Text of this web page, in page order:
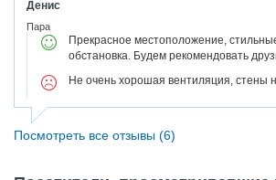
Денис
Пара
Прекрасное местоположение,
обстановка. Будем рекомендовать
Не очень хорошая вентиляция, стены
Посмотреть все отзывы (6)